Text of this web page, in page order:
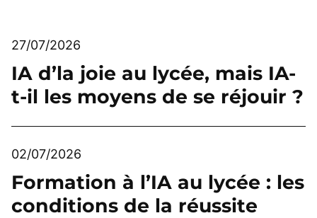
IA d’la joie au lycée, mais IA-
t-il les moyens de se réjouir ?
27/07/2026
Formation à l’IA au lycée : les
conditions de la réussite
02/07/2026